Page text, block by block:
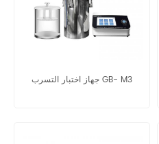
جهاز اختبار التسرب GB- M3